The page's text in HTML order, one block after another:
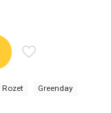
Greenday